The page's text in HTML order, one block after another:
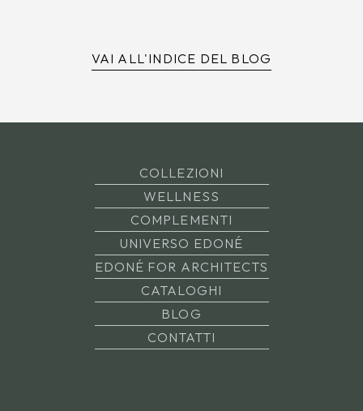
VAI ALL'INDICE DEL BLOG
COLLEZIONI
WELLNESS
COMPLEMENTI
UNIVERSO EDONÉ
EDONÉ FOR ARCHITECTS
CATALOGHI
BLOG
CONTATTI